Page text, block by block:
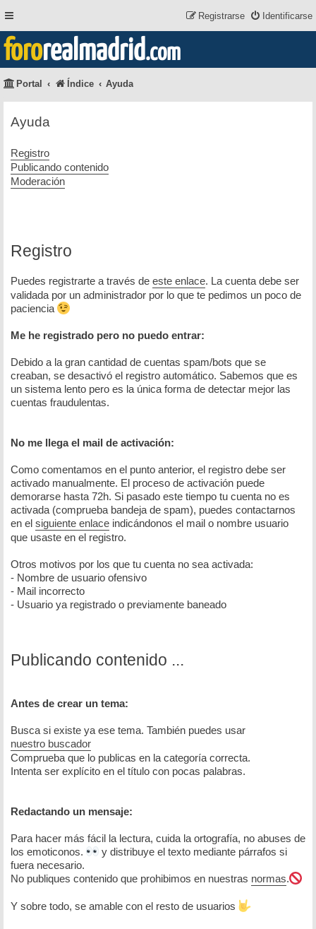
Identificarse
Registrarse
fororealmadrid.com
Portal Índice Ayuda
Ayuda
Registro
Publicando contenido
Moderación
Registro
Puedes registrarte a través de este enlace. La cuenta debe ser
validada por un administrador por lo que te pedimos un poco de
paciencia
Me he registrado pero no puedo entrar:
Debido a la gran cantidad de cuentas spam/bots que se
creaban, se desactivó el registro automático. Sabemos que es
un sistema lento pero es la única forma de detectar mejor las
cuentas fraudulentas.
No me llega el mail de activación:
Como comentamos en el punto anterior, el registro debe ser
activado manualmente. El proceso de activación puede
demorarse hasta 72h. Si pasado este tiempo tu cuenta no es
activada (comprueba bandeja de spam), puedes contactarnos
en el siguiente enlace indicándonos el mail o nombre usuario
que usaste en el registro.
Otros motivos por los que tu cuenta no sea activada:
- Nombre de usuario ofensivo
- Mail incorrecto
- Usuario ya registrado o previamente baneado
Publicando contenido ...
Antes de crear un tema:
Busca si existe ya ese tema. También puedes usar
nuestro buscador
Comprueba que lo publicas en la categoría correcta.
Intenta ser explícito en el título con pocas palabras.
Redactando un mensaje:
Para hacer más fácil la lectura, cuida la ortografía, no abuses de
los emoticonos.
y distribuye el texto mediante párrafos si
fuera necesario.
No publiques contenido que prohibimos en nuestras normas.
Y sobre todo, se amable con el resto de usuarios